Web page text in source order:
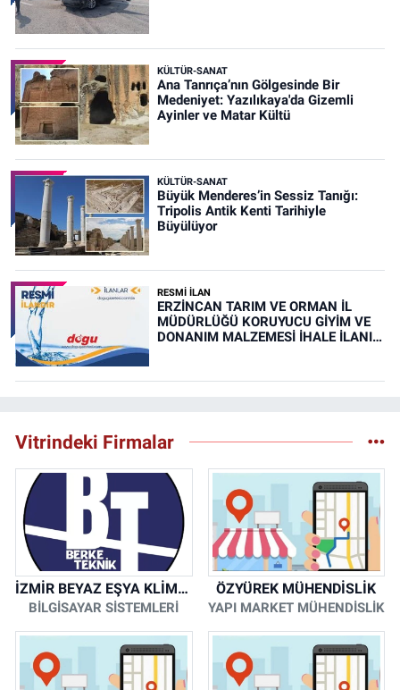
KÜLTÜR-SANAT
Ana Tanrıça’nın Gölgesinde Bir
Medeniyet: Yazılıkaya'da Gizemli
Ayinler ve Matar Kültü
KÜLTÜR-SANAT
Büyük Menderes’in Sessiz Tanığı:
Tripolis Antik Kenti Tarihiyle
Büyülüyor
RESMİ İLAN
ERZİNCAN TARIM VE ORMAN İL
MÜDÜRLÜĞÜ KORUYUCU GİYİM VE
DONANIM MALZEMESİ İHALE İLANI
Vitrindeki Firmalar
İZMİR BEYAZ EŞYA KLİMA KOMBİ SERVİSİ
BİLGİSAYAR SİSTEMLERİ
ÖZYÜREK MÜHENDİSLİK
YAPI MARKET MÜHENDİSLİK